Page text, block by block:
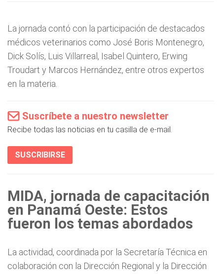
La jornada contó con la participación de destacados
médicos veterinarios como José Boris Montenegro,
Dick Solís, Luis Villarreal, Isabel Quintero, Erwing
Troudart y Marcos Hernández, entre otros expertos
en la materia.
Suscríbete a nuestro newsletter
Recibe todas las noticias en tu casilla de e-mail.
SUSCRIBIRSE
MIDA, jornada de capacitación
en Panamá Oeste: Estos
fueron los temas abordados
La actividad, coordinada por la Secretaría Técnica en
colaboración con la Dirección Regional y la Dirección